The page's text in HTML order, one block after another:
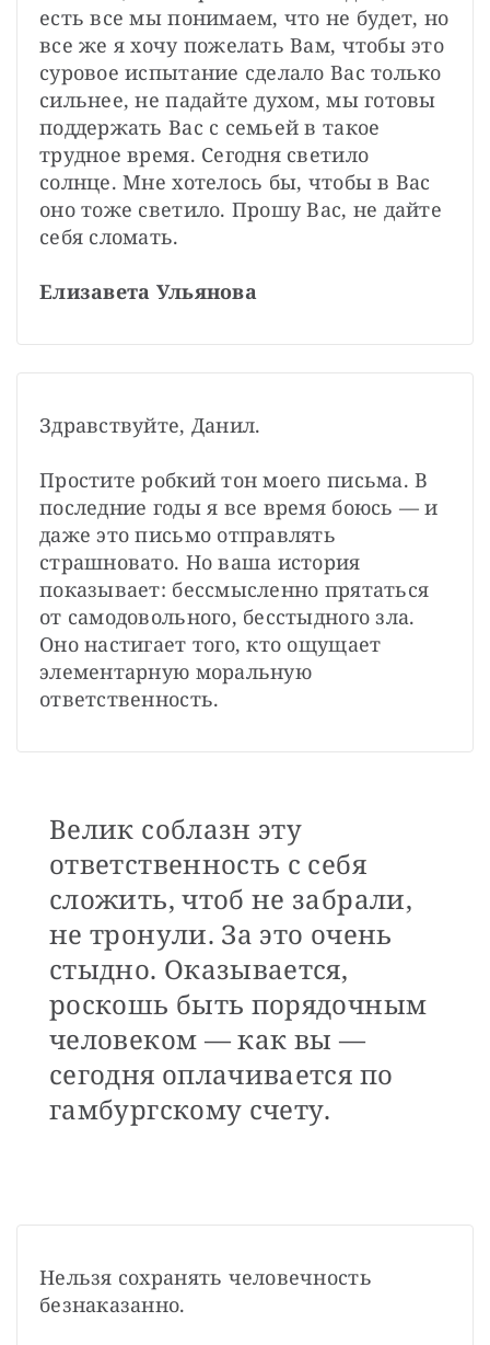
есть все мы понимаем, что не будет, но
все же я хочу пожелать Вам, чтобы это
суровое испытание сделало Вас только
сильнее, не падайте духом, мы готовы
поддержать Вас с семьей в такое
трудное время. Сегодня светило
солнце. Мне хотелось бы, чтобы в Вас
оно тоже светило. Прошу Вас, не дайте
себя сломать.
Елизавета Ульянова
Здравствуйте, Данил.
Простите робкий тон моего письма. В
последние годы я все время боюсь — и
даже это письмо отправлять
страшновато. Но ваша история
показывает: бессмысленно прятаться
от самодовольного, бесстыдного зла.
Оно настигает того, кто ощущает
элементарную моральную
ответственность.
Велик соблазн эту
ответственность с себя
сложить, чтоб не забрали,
не тронули. За это очень
стыдно. Оказывается,
роскошь быть порядочным
человеком — как вы —
сегодня оплачивается по
гамбургскому счету.
Нельзя сохранять человечность
безнаказанно.